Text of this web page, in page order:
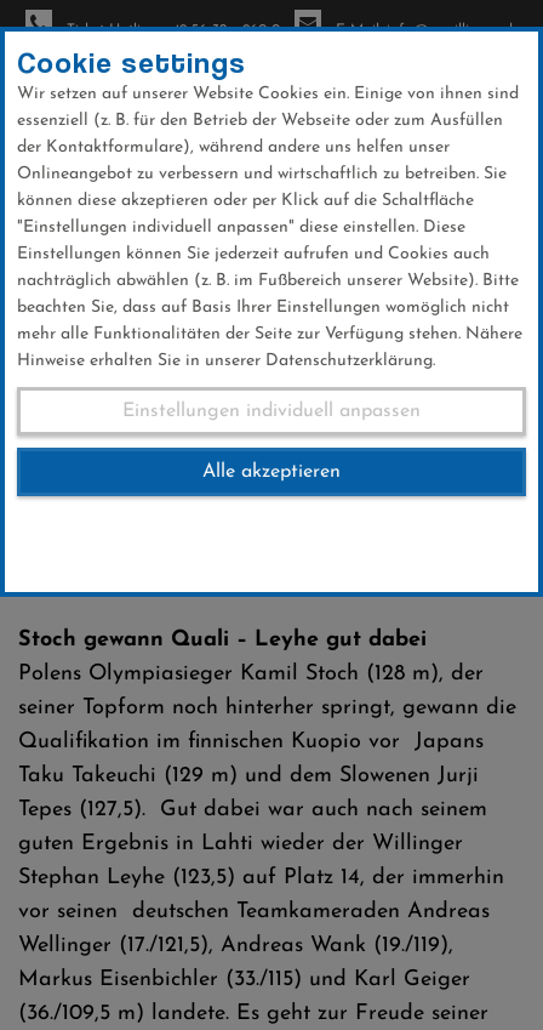
Direkt
zum
Inhalt
Ticket-Hotline: +49 56 32 - 960-0 E-Mail: info@sc-willingen.de
News
Weltcup-Splitter 22.02.2016
22 .Februar 2016
Stoch gewann Quali – Leyhe gut dabei
Polens Olympiasieger Kamil Stoch (128 m), der
seiner Topform noch hinterher springt, gewann die
Qualifikation im finnischen Kuopio vor Japans
Taku Takeuchi (129 m) und dem Slowenen Jurji
Tepes (127,5). Gut dabei war auch nach seinem
guten Ergebnis in Lahti wieder der Willinger
Stephan Leyhe (123,5) auf Platz 14, der immerhin
vor seinen deutschen Teamkameraden Andreas
Wellinger (17./121,5), Andreas Wank (19./119),
Markus Eisenbichler (33./115) und Karl Geiger
(36./109,5 m) landete. Es geht zur Freude seiner
Cookie settings
Wir setzen auf unserer Website Cookies ein. Einige von ihnen sind
essenziell (z. B. für den Betrieb der Webseite oder zum Ausfüllen
der Kontaktformulare), während andere uns helfen unser
Onlineangebot zu verbessern und wirtschaftlich zu betreiben. Sie
können diese akzeptieren oder per Klick auf die Schaltfläche
"Einstellungen individuell anpassen" diese einstellen. Diese
Einstellungen können Sie jederzeit aufrufen und Cookies auch
nachträglich abwählen (z. B. im Fußbereich unserer Website). Bitte
beachten Sie, dass auf Basis Ihrer Einstellungen womöglich nicht
mehr alle Funktionalitäten der Seite zur Verfügung stehen. Nähere
Hinweise erhalten Sie in unserer Datenschutzerklärung.
Einstellungen individuell anpassen
Alle akzeptieren